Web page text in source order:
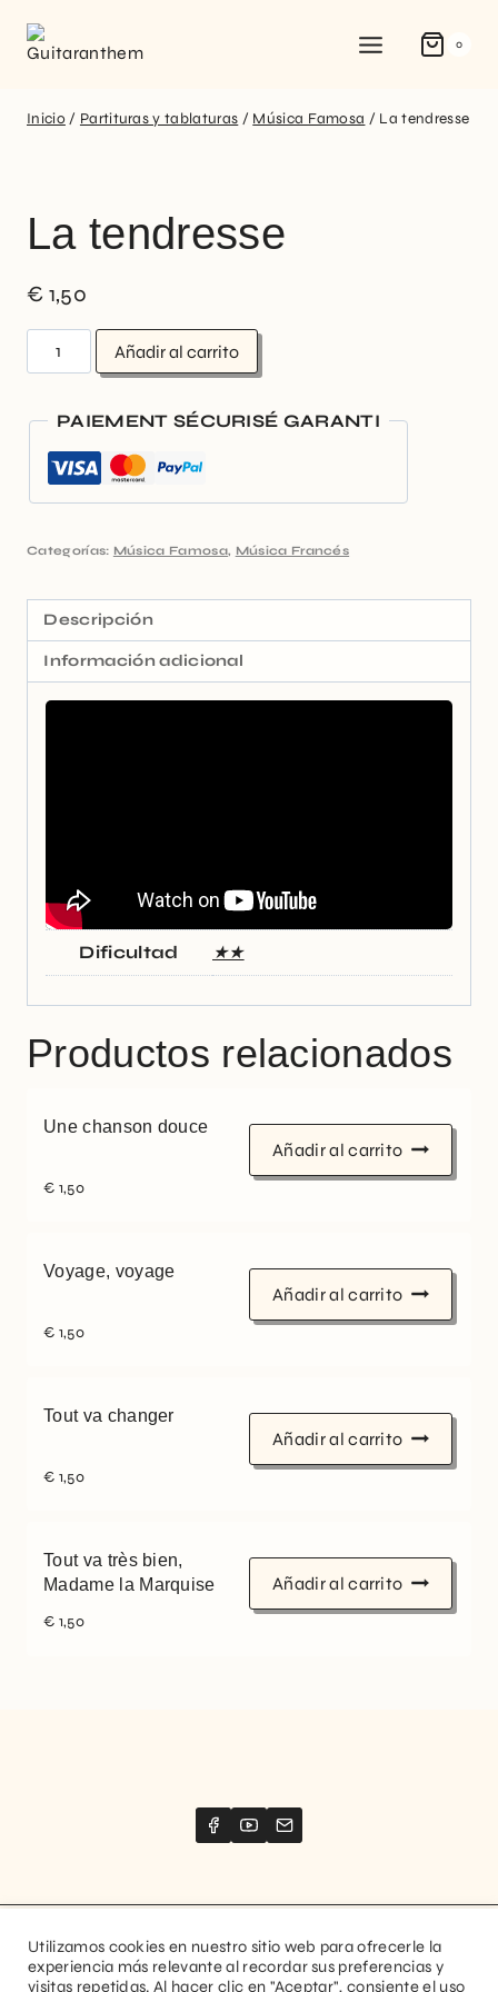
0
Inicio / Partituras y tablaturas / Música Famosa / La tendresse
La tendresse
€ 1,50
Añadir al carrito
PAIEMENT SÉCURISÉ GARANTI
Categorías: Música Famosa, Música Francés
Descripción
Información adicional
Dificultad ★★
Productos relacionados
Une chanson douce
€ 1,50
Añadir al carrito
Voyage, voyage
€ 1,50
Añadir al carrito
Tout va changer
€ 1,50
Añadir al carrito
Tout va très bien,
Madame la Marquise
€ 1,50
Añadir al carrito
Website created byStimize
Utilizamos cookies en nuestro sitio web para ofrecerle la
experiencia más relevante al recordar sus preferencias y
visitas repetidas. Al hacer clic en "Aceptar", consiente el uso